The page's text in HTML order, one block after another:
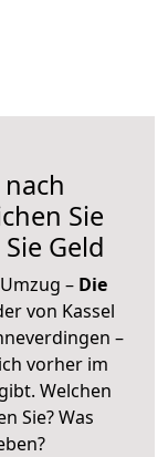
Sie
Geld
– Die
von Kassel
–
vorher im
Welchen
Sie? Was